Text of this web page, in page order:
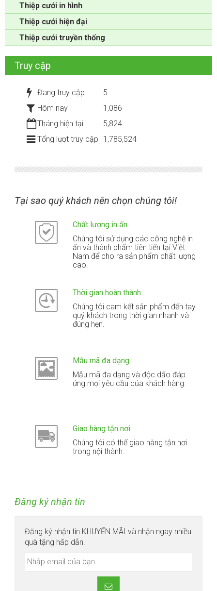
Thiệp cưới in hình
Thiệp cưới hiện đại
Thiệp cưới truyền thống
Truy cập
Đang truy cập
5
Hôm nay
1,086
Tháng hiện tại
5,824
Tổng lượt truy cập
1,785,524
Tại sao quý khách nên chọn chúng tôi!
Chất lượng in ấn
Chúng tôi sử dụng các công nghệ in
ấn và thành phẩm tiên tiến tại Việt
Nam để cho ra sản phẩm chất lượng
cao.
Thời gian hoàn thành
Chúng tôi cam kết sản phẩm đến tay
quý khách trong thời gian nhanh và
đúng hẹn.
Mẫu mã đa dạng
Mẫu mã đa dạng và độc dấo đáp
ứng mọi yêu cầu của khách hàng.
Giao hàng tận nơi
Chúng tôi có thể giao hàng tận nơi
trong nội thành.
Đăng ký nhận tin
Đăng ký nhận tin KHUYẾN MÃI và nhận ngay nhiều
quà tặng hấp dẫn.